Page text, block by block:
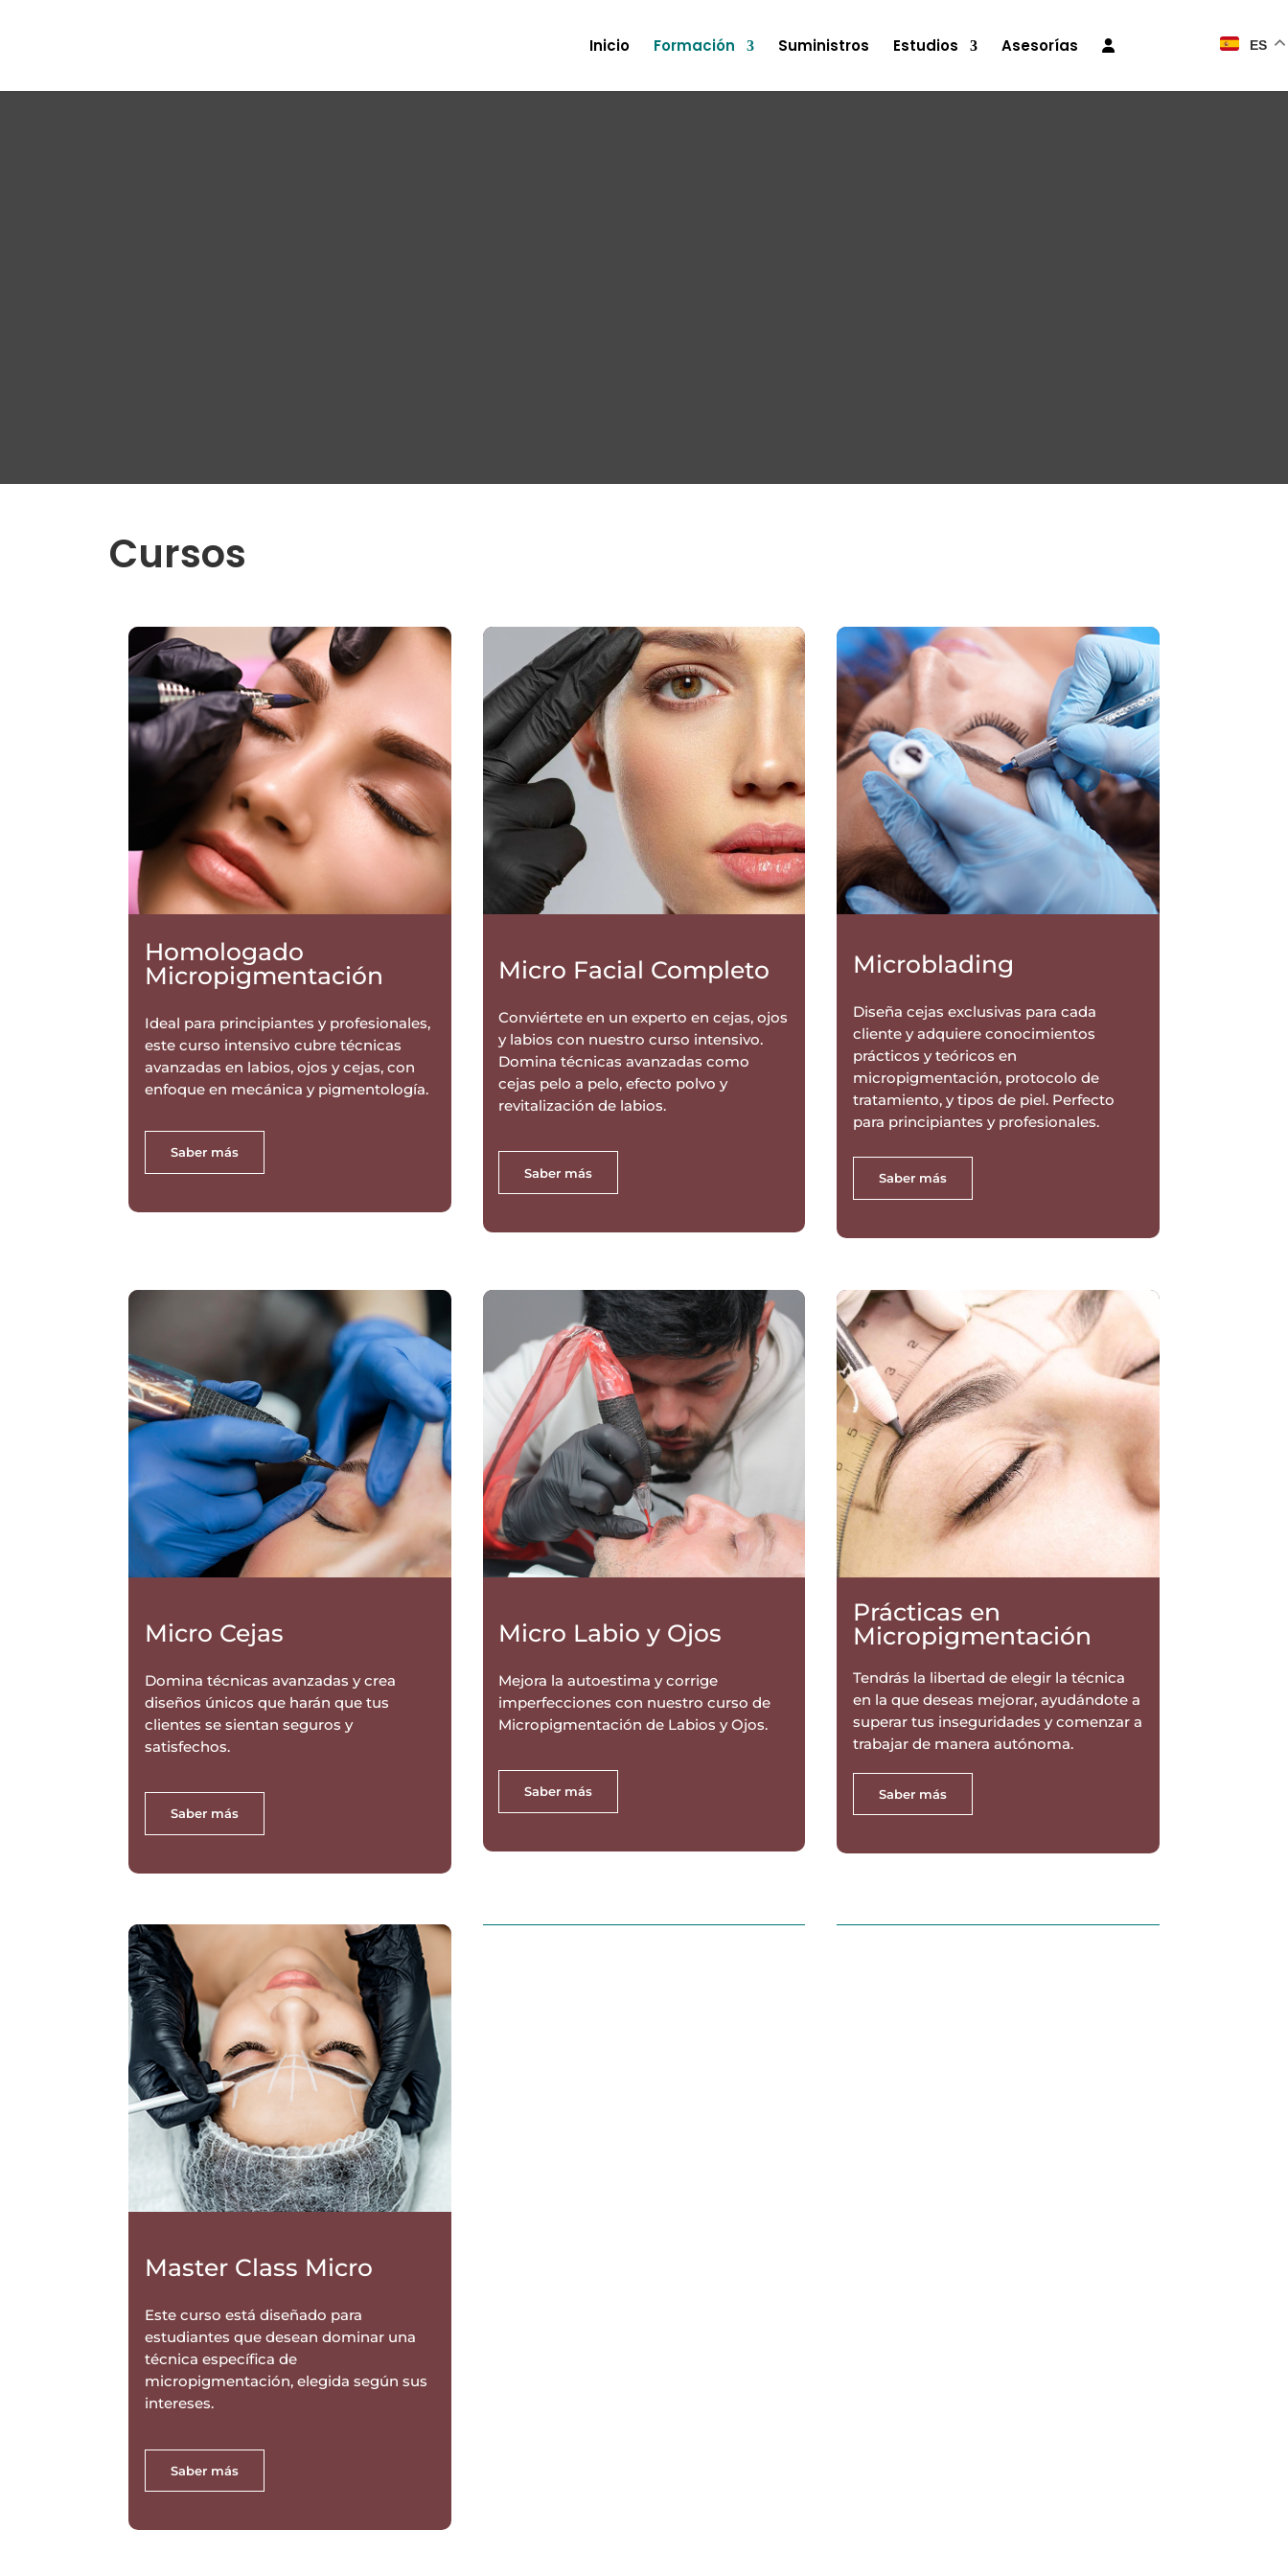
Inicio Formación Suministros Estudios Asesorías ES
Cursos
Homologado
Micropigmentación
Ideal para principiantes y profesionales,
este curso intensivo cubre técnicas
avanzadas en labios, ojos y cejas, con
enfoque en mecánica y pigmentología.
Saber más
Micro Facial Completo
Conviértete en un experto en cejas, ojos
y labios con nuestro curso intensivo.
Domina técnicas avanzadas como
cejas pelo a pelo, efecto polvo y
revitalización de labios.
Saber más
Microblading
Diseña cejas exclusivas para cada
cliente y adquiere conocimientos
prácticos y teóricos en
micropigmentación, protocolo de
tratamiento, y tipos de piel. Perfecto
para principiantes y profesionales.
Saber más
Micro Cejas
Domina técnicas avanzadas y crea
diseños únicos que harán que tus
clientes se sientan seguros y
satisfechos.
Saber más
Micro Labio y Ojos
Mejora la autoestima y corrige
imperfecciones con nuestro curso de
Micropigmentación de Labios y Ojos.
Saber más
Prácticas en
Micropigmentación
Tendrás la libertad de elegir la técnica
en la que deseas mejorar, ayudándote a
superar tus inseguridades y comenzar a
trabajar de manera autónoma.
Saber más
Master Class Micro
Este curso está diseñado para
estudiantes que desean dominar una
técnica específica de
micropigmentación, elegida según sus
intereses.
Saber más